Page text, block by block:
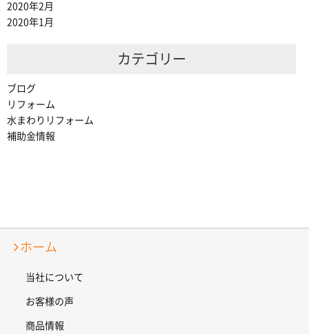
2020年2月
2020年1月
カテゴリー
ブログ
リフォーム
水まわりリフォーム
補助金情報
ホーム
当社について
お客様の声
商品情報